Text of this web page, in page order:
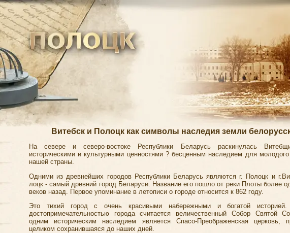
Витебск и Полоцк как символы наследия земли
На севере и северо-востоке Республики Беларусь раскинулась
историческими и культурными ценностями ? бесценным наследием для молодого
нашей страны.
Одними из древнейших городов Республики Беларусь являются г. Полоцк и
лоцк - самый древний город Беларуси. Название его пошло от реки Плоты более
веков назад. Первое упоминание в летописи о городе относится к 862 году.
Это тихий город с очень красивыми набережными и богатой историей.
достопримечательностью города считается величественный Собор Cвятой
одним историческим наследием является Спасо-Преображенская церковь,
целиком сохранившаяся до наших дней.